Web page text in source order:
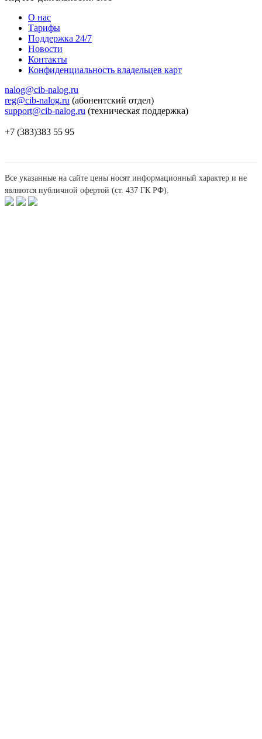
О нас
Тарифы
Поддержка 24/7
Новости
Контакты
Конфиденциальность владельцев карт
nalog@cib-nalog.ru
reg@cib-nalog.ru (абонентский отдел)
support@cib-nalog.ru (техническая поддержка)
+7 (383)383 55 95
Все указанные на сайте цены носят информационный характер и не
являются публичной офертой (ст. 437 ГК РФ).